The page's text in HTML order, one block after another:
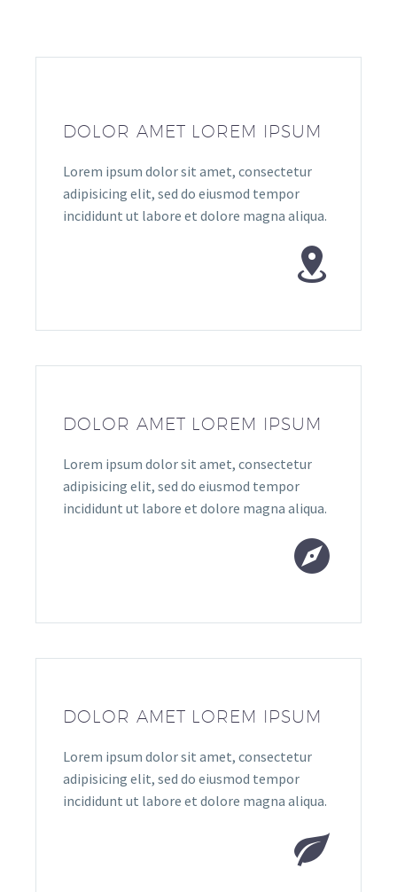
DOLOR AMET LOREM IPSUM
Lorem ipsum dolor sit amet, consectetur
adipisicing elit, sed do eiusmod tempor
incididunt ut labore et dolore magna aliqua.


DOLOR AMET LOREM IPSUM
Lorem ipsum dolor sit amet, consectetur
adipisicing elit, sed do eiusmod tempor
incididunt ut labore et dolore magna aliqua.


DOLOR AMET LOREM IPSUM
Lorem ipsum dolor sit amet, consectetur
adipisicing elit, sed do eiusmod tempor
incididunt ut labore et dolore magna aliqua.

